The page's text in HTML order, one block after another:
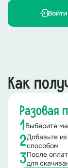
Как
Разовая
1 Выберите
2Добавьте
способом
3После
для